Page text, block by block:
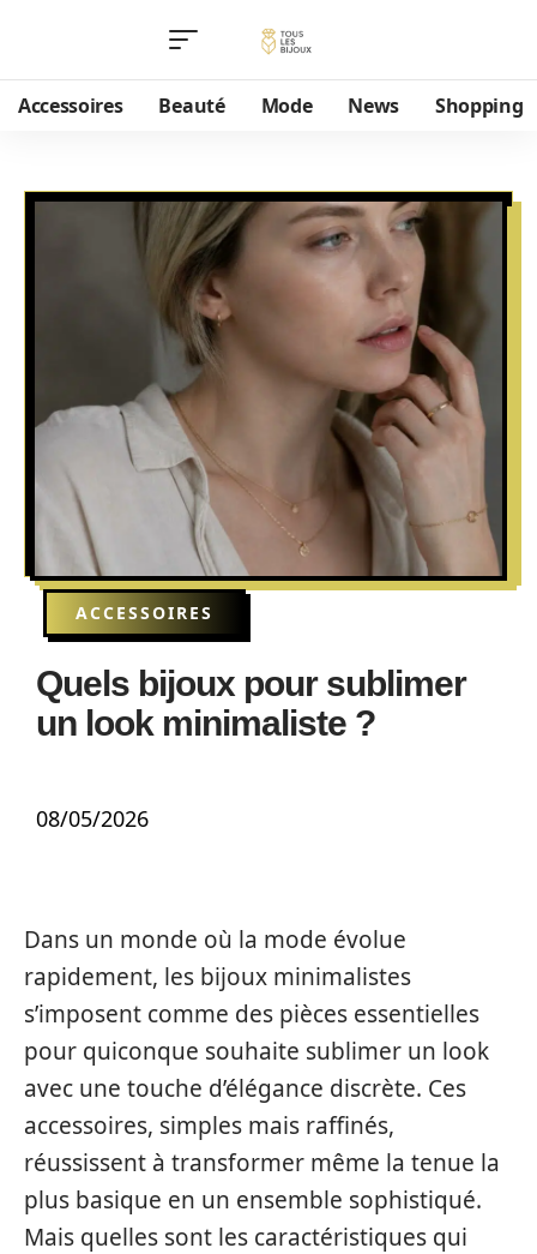
Accessoires Beauté Mode News Shopping
ACCESSOIRES
Quels bijoux pour sublimer
un look minimaliste ?
08/05/2026
Dans un monde où la mode évolue
rapidement, les bijoux minimalistes
s’imposent comme des pièces essentielles
pour quiconque souhaite sublimer un look
avec une touche d’élégance discrète. Ces
accessoires, simples mais raffinés,
réussissent à transformer même la tenue la
plus basique en un ensemble sophistiqué.
Mais quelles sont les caractéristiques qui